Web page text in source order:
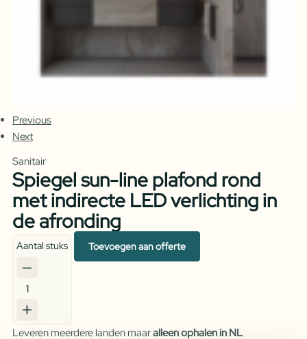
Previous
Next
Sanitair
Spiegel sun-line plafond rond
met indirecte LED verlichting in
de afronding
Spiegel
sun-
plafond
Aantal stuks Toevoegen aan offerte
Leveren meerdere landen maaralleen ophalen in NL